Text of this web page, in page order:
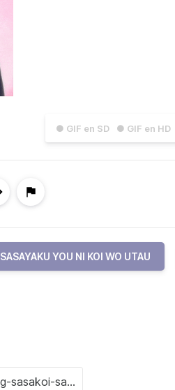
● GIF en SD ● GIF en HD
SASAYAKU YOU NI KOI WO UTAU